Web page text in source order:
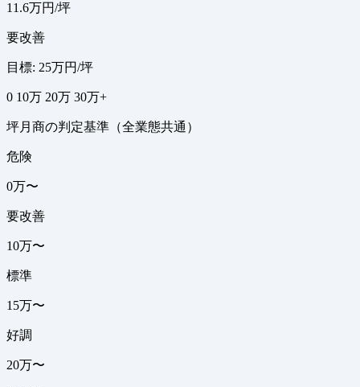
11.6万円/坪
要改善
目標: 25万円/坪
0 10万 20万 30万+
坪月商の判定基準（全業態共通）
危険
0万〜
要改善
10万〜
標準
15万〜
好調
20万〜